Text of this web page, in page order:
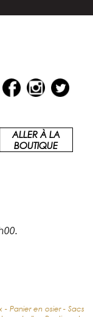
ALLER À LA
BOUTIQUE
Panier en osier - Sacs